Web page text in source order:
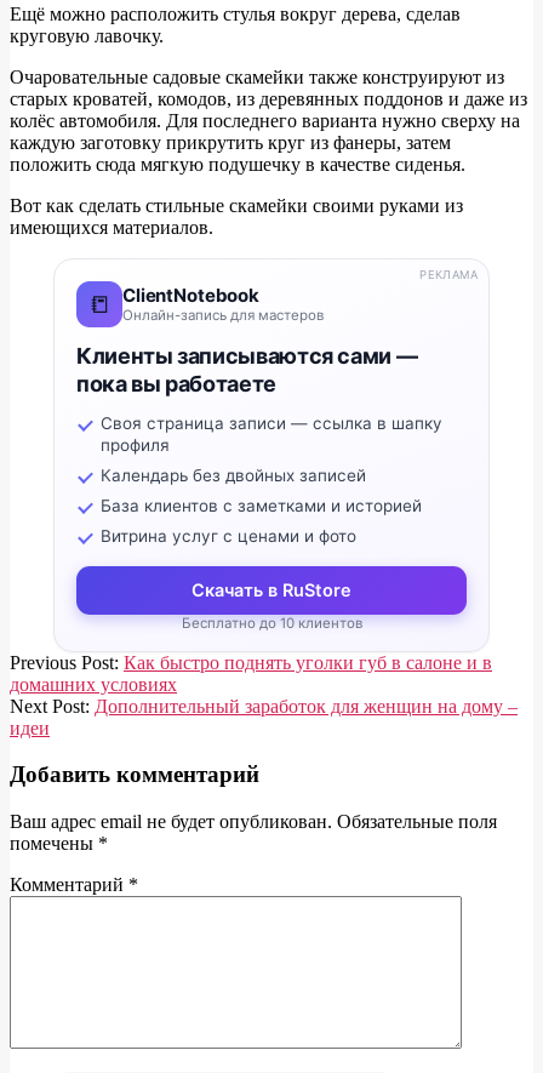
Ещё можно расположить стулья вокруг дерева, сделав
круговую лавочку.
Очаровательные садовые скамейки также конструируют из
старых кроватей, комодов, из деревянных поддонов и даже из
колёс автомобиля. Для последнего варианта нужно сверху на
каждую заготовку прикрутить круг из фанеры, затем
положить сюда мягкую подушечку в качестве сиденья.
Вот как сделать стильные скамейки своими руками из
имеющихся материалов.
📒 ClientNotebook
Онлайн-запись для мастеров
Клиенты записываются сами —
пока вы работаете
Своя страница записи — ссылка в шапку
профиля
Календарь без двойных записей
База клиентов с заметками и историей
Витрина услуг с ценами и фото
Скачать в RuStore
Бесплатно до 10 клиентов
РЕКЛАМА
2020-
04-
10
Previous Post: Как быстро поднять уголки губ в салоне и в
домашних условиях
Next Post: Дополнительный заработок для женщин на дому –
идеи
Добавить комментарий
Ваш адрес email не будет опубликован. Обязательные поля
помечены *
Комментарий *